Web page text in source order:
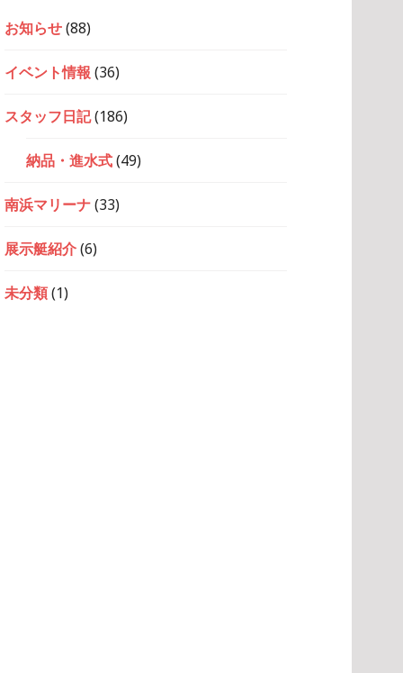
お知らせ(88)
イベント情報 (36)
スタッフ日記(186)
納品・進水式(49)
南浜マリーナ(33)
展示艇紹介(6)
未分類(1)